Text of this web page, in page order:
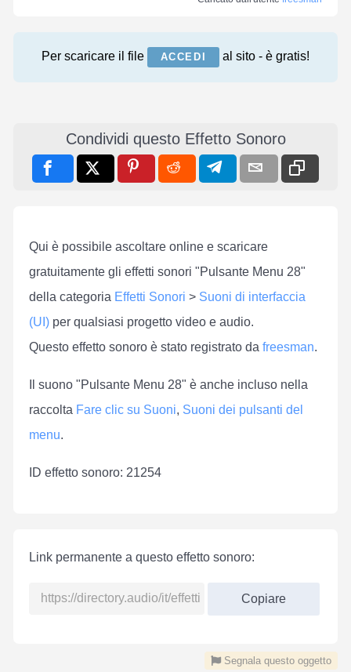
Per scaricare il file ACCEDI al sito - è gratis!
Condividi questo Effetto Sonoro
Qui è possibile ascoltare online e scaricare
gratuitamente gli effetti sonori "Pulsante Menu 28"
della categoria Effetti Sonori > Suoni di interfaccia
(UI) per qualsiasi progetto video e audio.
Questo effetto sonoro è stato registrato da freesman.
Il suono "Pulsante Menu 28" è anche incluso nella
raccolta Fare clic su Suoni, Suoni dei pulsanti del
menu.
ID effetto sonoro: 21254
Link permanente a questo effetto sonoro:
Copiare
Segnala questo oggetto